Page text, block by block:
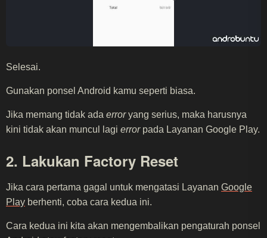
Selesai.
Gunakan ponsel Android kamu seperti biasa.
Jika memang tidak ada erroryang serius, maka harusnya
kini tidak akan muncul lagi errorpada Layanan Google Play.
2. Lakukan Factory Reset
Jika cara pertama gagal untuk mengatasi Layanan Google
Play berhenti, coba cara kedua ini.
Cara kedua ini kita akan mengembalikan pengaturah ponsel